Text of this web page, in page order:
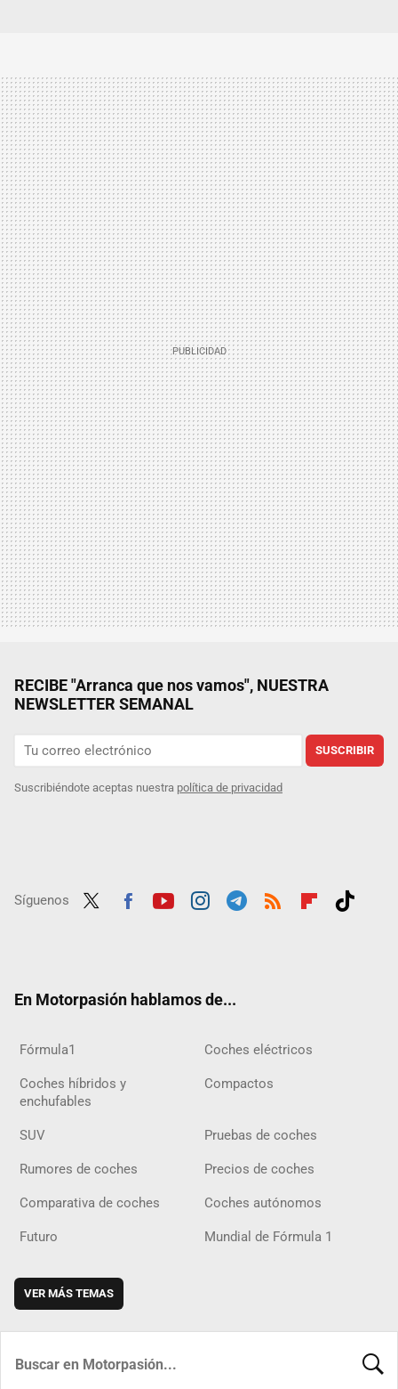
RECIBE "Arranca que nos vamos", NUESTRA
NEWSLETTER SEMANAL
SUSCRIBIR
Suscribiéndote aceptas nuestra política de privacidad
Síguenos
En Motorpasión hablamos de...
Fórmula1 Coches eléctricos
Coches híbridos y
enchufables
Compactos
SUV Pruebas de coches
Rumores de coches Precios de coches
Comparativa de coches Coches autónomos
Futuro Mundial de Fórmula 1
VER MÁS TEMAS